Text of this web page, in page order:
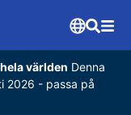
världen Denna
2026 - passa på